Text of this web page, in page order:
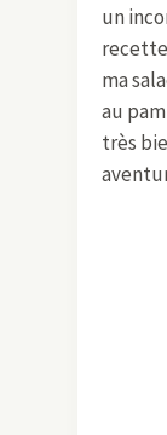
un
ma
au
très